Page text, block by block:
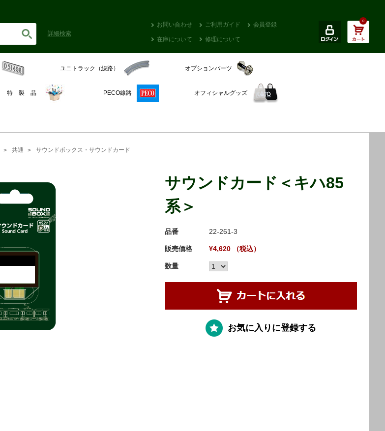
詳細検索
お問い合わせ ご利用ガイド 会員登録
在庫について 修理について
0
ユニトラック（線路） オプションパーツ
特 製 品 PECO線路 オフィシャルグッズ
共通 サウンドボックス・サウンドカード
サウンドカード＜キハ85
系＞
品番 22-261-3
販売価格 ¥4,620 （税込）
数量
お気に入りに登録する